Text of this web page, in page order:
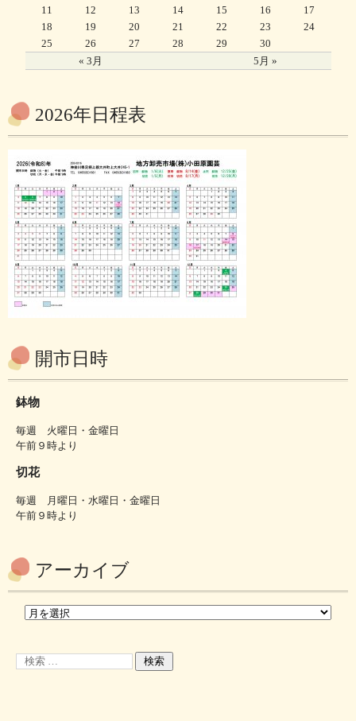
« 3月 5月 »
11
12 13 14 15 16
17
18
19 20 21 22 23
24
25
26 27 28 29 30
2026年日程表
開市日時
鉢物
毎週 火曜日・金曜日
午前９時より
切花
毎週 月曜日・水曜日・金曜日
午前９時より
アーカイブ